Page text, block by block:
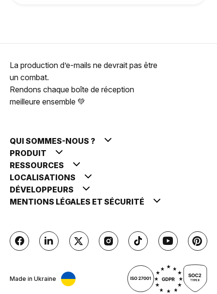
La production d’e-mails ne devrait pas être
un combat.
Rendons chaque boîte de réception
meilleure ensemble 💚
QUI SOMMES-NOUS ?
PRODUIT
RESSOURCES
LOCALISATIONS
DÉVELOPPEURS
MENTIONS LÉGALES ET SÉCURITÉ
Made in Ukraine